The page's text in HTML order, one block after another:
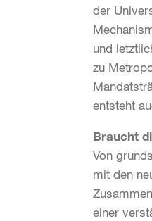
der
und
zu
entsteht
Braucht
Von
mit den
einer